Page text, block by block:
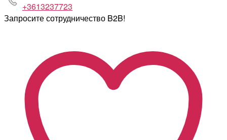
+3613237723
Запросите сотрудничество B2B!